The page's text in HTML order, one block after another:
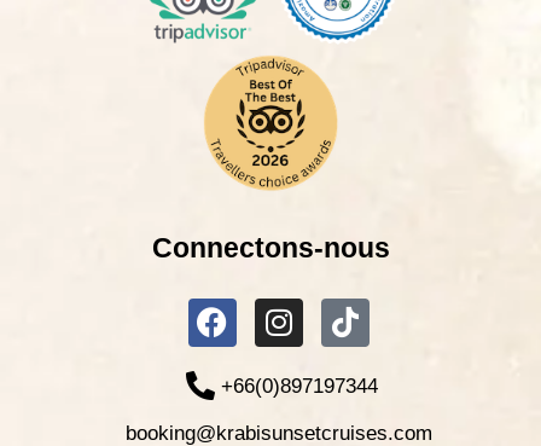
Connectons-nous
+66(0)897197344
booking@krabisunsetcruises.com